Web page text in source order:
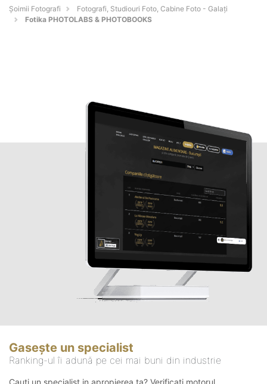
Șoimii Fotografi
Fotografi, Studiouri Foto, Cabine Foto - Galaţi
Fotika PHOTOLABS & PHOTOBOOKS
Gasește un specialist
Ranking-ul îi adună pe cei mai buni din industrie
Cauți un specialist in apropierea ta? Verificați motorul